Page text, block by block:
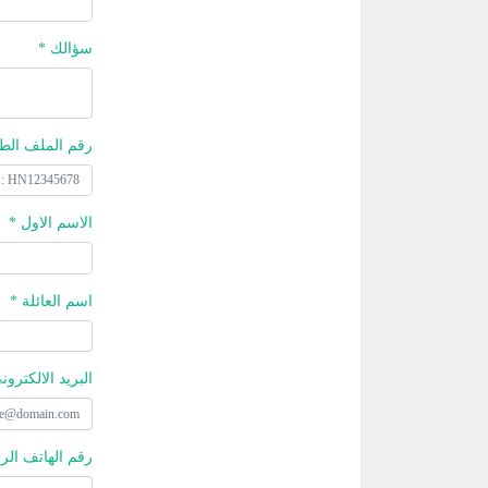
سؤالك *
رقم الملف
الاسم الاول *
اسم العائلة *
البريد
رقم الهاتف